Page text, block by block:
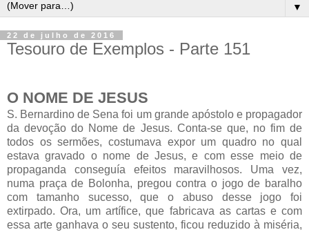
▼
22 de julho de 2016
Tesouro de Exemplos - Parte 151
O NOME DE JESUS
S. Bernardino de Sena foi um grande apóstolo e propagador
da devoção do Nome de Jesus. Conta-se que, no fim de
todos os sermões, costumava expor um quadro no qual
estava gravado o nome de Jesus, e com esse meio de
propaganda conseguía efeitos maravilhosos. Uma vez,
numa praça de Bolonha, pregou contra o jogo de baralho
com tamanho sucesso, que o abuso desse jogo foi
extirpado. Ora, um artífice, que fabricava as cartas e com
essa arte ganhava o seu sustento, ficou reduzido à miséria,